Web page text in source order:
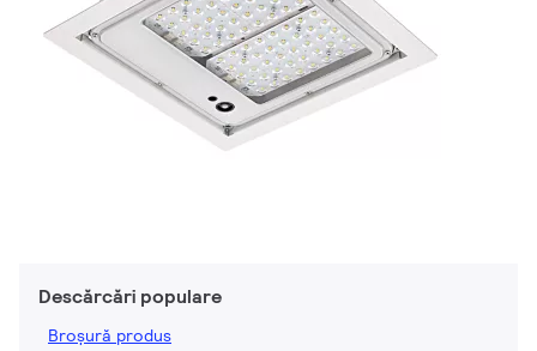
Descărcări populare
Broșură produs